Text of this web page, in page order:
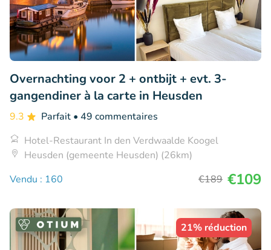
Overnachting voor 2 + ontbijt + evt. 3-
gangendiner à la carte in Heusden
9.3 Parfait • 49 commentaires
Hotel-Restaurant In den Verdwaalde Koogel
Heusden (gemeente Heusden) (26km)
Vendu : 160
€189 €109
21% réduction